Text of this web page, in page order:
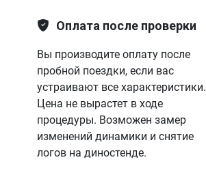
Оплата после проверки
Вы производите оплату после
пробной поездки, если вас
устраивают все характеристики.
Цена не вырастет в ходе
процедуры. Возможен замер
изменений динамики и снятие
логов на диностенде.